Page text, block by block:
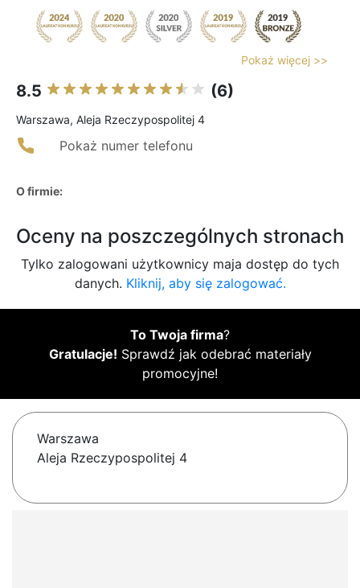
Pokaż więcej >>
8.5 (6)
Warszawa, Aleja Rzeczypospolitej 4
Pokaż numer telefonu
O firmie:
Oceny na poszczególnych stronach
Tylko zalogowani użytkownicy maja dostęp do tych
danych. Kliknij, aby się zalogować.
To Twoja firma?
Gratulacje! Sprawdź jak odebrać materiały
promocyjne!
Warszawa
Aleja Rzeczypospolitej 4